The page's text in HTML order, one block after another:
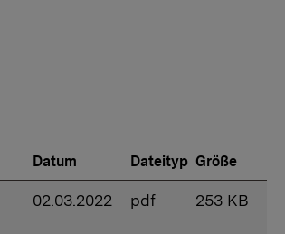
Datum Dateityp Größe
02.03.2022 pdf 253 KB